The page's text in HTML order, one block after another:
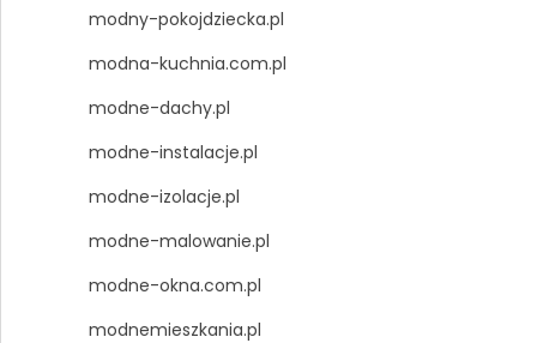
modny-pokojdziecka.pl
modna-kuchnia.com.pl
modne-dachy.pl
modne-instalacje.pl
modne-izolacje.pl
modne-malowanie.pl
modne-okna.com.pl
modnemieszkania.pl